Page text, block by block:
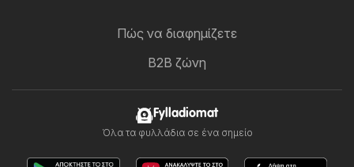
Πώς να διαφημίζετε
B2B ζώνη
Fylladiomat
Όλα τα φυλλάδια σε ένα σημείο